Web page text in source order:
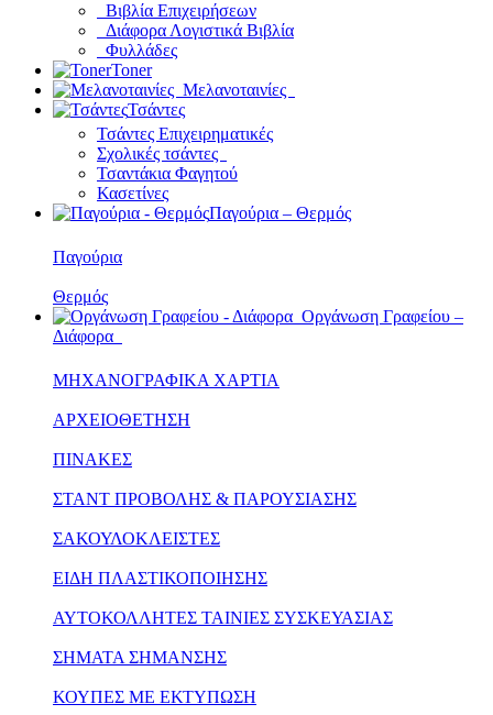
Βιβλία Επιχειρήσεων
Διάφορα Λογιστικά Βιβλία
Φυλλάδες
Toner
Μελανοταινίες
Τσάντες
Τσάντες Επιχειρηματικές
Σχολικές τσάντες
Τσαντάκια Φαγητού
Κασετίνες
Παγούρια – Θερμός
Παγούρια
Θερμός
Οργάνωση Γραφείου –
Διάφορα
ΜΗΧΑΝΟΓΡΑΦΙΚΑ ΧΑΡΤΙΑ
ΑΡΧΕΙΟΘΕΤΗΣΗ
ΠΙΝΑΚΕΣ
ΣΤΑΝΤ ΠΡΟΒΟΛΗΣ & ΠΑΡΟΥΣΙΑΣΗΣ
ΣΑΚΟΥΛΟΚΛΕΙΣΤΕΣ
ΕΙΔΗ ΠΛΑΣΤΙΚΟΠΟΙΗΣΗΣ
ΑΥΤΟΚΟΛΛΗΤΕΣ ΤΑΙΝΙΕΣ ΣΥΣΚΕΥΑΣΙΑΣ
ΣΗΜΑΤΑ ΣΗΜΑΝΣΗΣ
ΚΟΥΠΕΣ ΜΕ ΕΚΤΥΠΩΣΗ